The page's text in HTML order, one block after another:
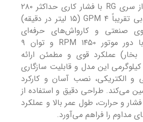
مدل RG 15.28 N از سری RG با فشار کاری حداکثر ۲۸۰
بار (۴۰۰۰ PSI) و دبی تقریباً ۴ GPM (۱۵ لیتر در دقیقه)
صنعتی و کارواش‌های حرفه‌ای
است. این پمپ با دور موتور ۱۴۵۰ RPM و توان ۹
(۱۲ اسب بخار) عملکرد قوی و مطمئن ارائه
می‌دهد. وزن ۱۴.۵ کیلوگرمی این مدل و قابلیت سازگاری
و الکتریکی، نصب آسان و کارکرد
می‌کند. طراحی دقیق و استفاده از
فشار و حرارت، طول عمر بالا و عملکرد
مداوم را فراهم می‌آورد.